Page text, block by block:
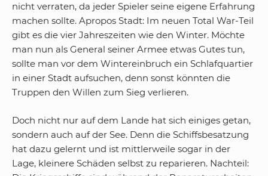
nicht verraten, da jeder Spieler seine eigene Erfahrung
machen sollte. Apropos Stadt: Im neuen Total War-Teil
gibt es die vier Jahreszeiten wie den Winter. Möchte
man nun als General seiner Armee etwas Gutes tun,
sollte man vor dem Wintereinbruch ein Schlafquartier
in einer Stadt aufsuchen, denn sonst könnten die
Truppen den Willen zum Sieg verlieren.
Doch nicht nur auf dem Lande hat sich einiges getan,
sondern auch auf der See. Denn die Schiffsbesatzung
hat dazu gelernt und ist mittlerweile sogar in der
Lage, kleinere Schäden selbst zu reparieren. Nachteil: